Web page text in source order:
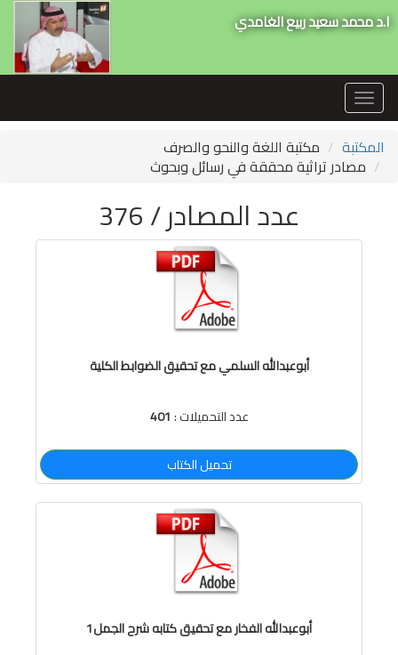
ا.د محمد سعيد ربيع الغامدي
Toggle
navigation
المكتبة
مكتبة اللغة والنحو والصرف
مصادر تراثية محققة في رسائل وبحوث
عدد المصادر / 376
أبوعبدالله السلمي مع تحقيق الضوابط الكلية
عدد التحميلات :401
تحميل الكتاب
أبوعبدالله الفخار مع تحقيق كتابه شرح الجمل1